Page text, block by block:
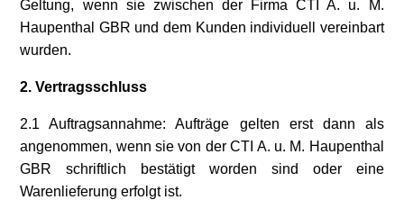
Geltung, wenn sie zwischen der Firma CTI A. u. M.
Haupenthal GBR und dem Kunden individuell vereinbart
wurden.
2. Vertragsschluss
2.1 Auftragsannahme: Aufträge gelten erst dann als
angenommen, wenn sie von der CTI A. u. M. Haupenthal
GBR schriftlich bestätigt worden sind oder eine
Warenlieferung erfolgt ist.